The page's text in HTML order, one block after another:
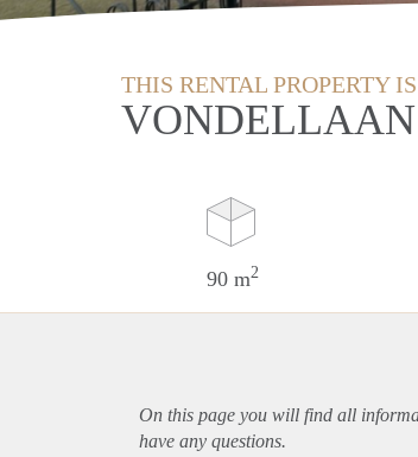
THIS RENTAL PROPERTY
90 m2
On this page you will find all
have any questions.